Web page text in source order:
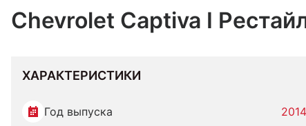
Chevrolet Captiva I
ХАРАКТЕРИСТИКИ
Год выпуска 2014